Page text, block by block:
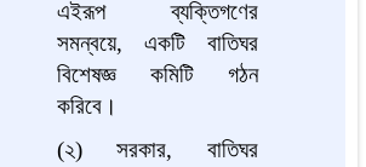
এইরূপ ব্যক্তিগণের
সমন্বয়ে, একটি বাতিঘর
বিশেষজ্ঞ কমিটি গঠন
করিবে।
(২) সরকার, বাতিঘর